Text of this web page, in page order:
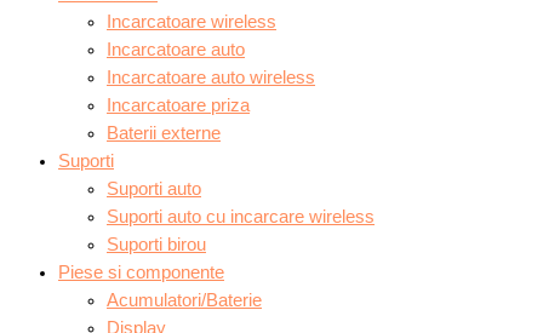
Incarcatoare wireless
Incarcatoare auto
Incarcatoare auto wireless
Incarcatoare priza
Baterii externe
Suporti
Suporti auto
Suporti auto cu incarcare wireless
Suporti birou
Piese si componente
Acumulatori/Baterie
Display